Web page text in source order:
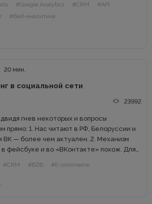
Андрея Осипова 2. Бесплатный Курс...
#Google Analytics #CRM
#API
#Веб-аналитика
20 мин.
в социальной сети
23992
гнев некоторых и вопросы
РФ, Белоруссии и
более чем актуален. 2. Механизм
фейсбуке и во «ВКонтакте» похож. Для
#CRM #B2B #E-commerce